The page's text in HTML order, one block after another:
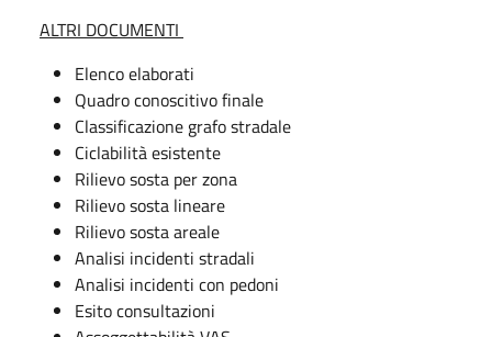
ALTRI DOCUMENTI
Elenco elaborati
Quadro conoscitivo finale
Classificazione grafo stradale
Ciclabilità esistente
Rilievo sosta per zona
Rilievo sosta lineare
Rilievo sosta areale
Analisi incidenti stradali
Analisi incidenti con pedoni
Esito consultazioni